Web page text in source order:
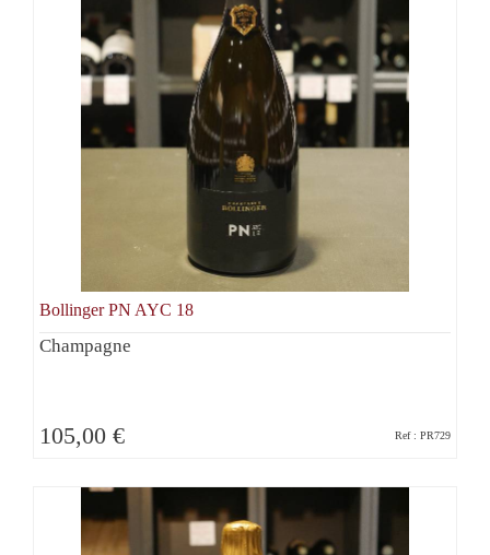
Bollinger PN AYC 18
Champagne
105,00 € Ref : PR729